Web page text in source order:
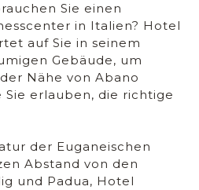
Sie einen
in Italien? Hotel
auf Sie in seinem
Gebäude, um
Nähe von Abano
Sie erlauben, die richtige
der Euganeischen
Abstand von den
und Padua, Hotel